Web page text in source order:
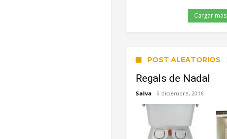
Cargar más
POST ALEATORIOS
Regals de Nadal
Salva 9 diciembre, 2016